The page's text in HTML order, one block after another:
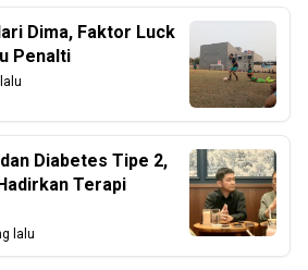
Dima, Faktor Luck
Penalti
Diabetes Tipe 2,
Terapi
lalu